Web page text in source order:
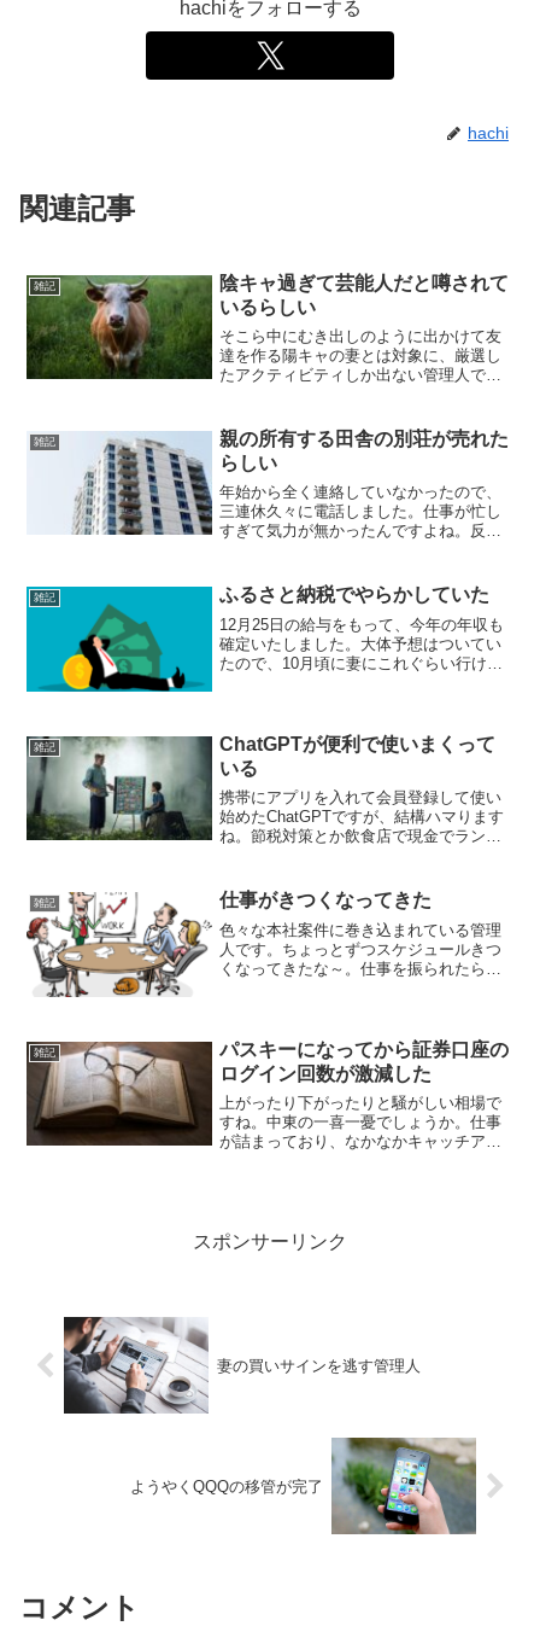
hachiをフォローする
hachi
関連記事
雑記
陰キャ過ぎて芸能人だと噂されて
いるらしい
そこら中にむき出しのように出かけて友
達を作る陽キャの妻とは対象に、厳選し
たアクティビティしか出ない管理人で
分からんのよね。妻も分かっているので
無理に誘わず、自身の判...
雑記
親の所有する田舎の別荘が売れた
らしい
年始から全く連絡していなかったので、
三連休久々に電話しました。仕事が忙し
すぎて気力が無かったんですよね。反省
Дﾟ)そもそも父親が売るとは思っていませ
んでした。30年以...
雑記 ふるさと納税でやらかしていた
12月25日の給与をもって、今年の年収も
確定いたしました。大体予想はついてい
たので、10月頃に妻にこれぐらい行ける
らって枠があと少し...
雑記
ChatGPTが便利で使いまくって
いる
携帯にアプリを入れて会員登録して使い
始めたChatGPTですが、結構ハマります
ね。節税対策とか飲食店で現金でランチ
どんどん回答入れてくれる。ブログとか
を調べる検索と違っ...
雑記 仕事がきつくなってきた
色々な本社案件に巻き込まれている管理
人です。ちょっとずつスケジュールきつ
くなってきたな～。仕事を振られたら断
ーできなくなるぞと苦言を...
雑記
パスキーになってから証券口座の
ログイン回数が激減した
上がったり下がったりと騒がしい相場で
すね。中東の一喜一憂でしょうか。仕事
が詰まっており、なかなかキャッチアッ
スポンサーリンク
妻の買いサインを逃す管理人
ようやくQQQの移管が完了
コメント